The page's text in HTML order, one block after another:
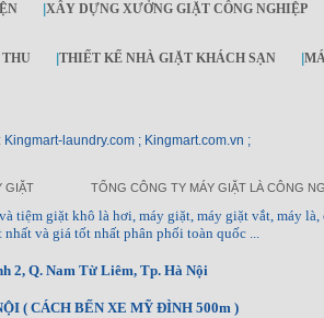
|XÂY DỰNG XƯỞNG GIẶT CÔNG NGHIỆP
|THIẾT KẾ NHÀ GIẶT KHÁCH SẠN |
Kingmart-laundry.com ; Kingmart.com.vn ;
GIẶT
TỔNG CÔNG TY MÁY GIẶT LÀ CÔNG
tiệm giặt khô là hơi, máy giặt, máy giặt vắt, máy là,
và giá tốt nhất phân phối toàn quốc ...
2, Q. Nam Từ Liêm, Tp. Hà Nội
( CÁCH BẾN XE MỸ ĐÌNH 500m )